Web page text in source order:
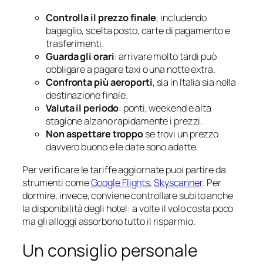
Controlla il prezzo finale, includendo
bagaglio, scelta posto, carte di pagamento e
trasferimenti.
Guarda gli orari: arrivare molto tardi può
obbligare a pagare taxi o una notte extra.
Confronta più aeroporti, sia in Italia sia nella
destinazione finale.
Valuta il periodo: ponti, weekend e alta
stagione alzano rapidamente i prezzi.
Non aspettare troppose trovi un prezzo
davvero buono e le date sono adatte.
Per verificare le tariffe aggiornate puoi partire da
strumenti comeGoogle Flights,Skyscanner. Per
dormire, invece, conviene controllare subito anche
la disponibilità degli hotel: a volte il volo costa poco
ma gli alloggi assorbono tutto il risparmio.
Un consiglio personale